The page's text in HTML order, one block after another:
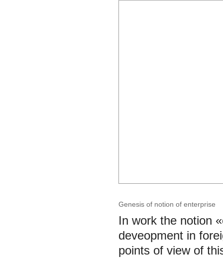
Genesis of notion of enterprise
In work the notion
deveopment in
points of view of